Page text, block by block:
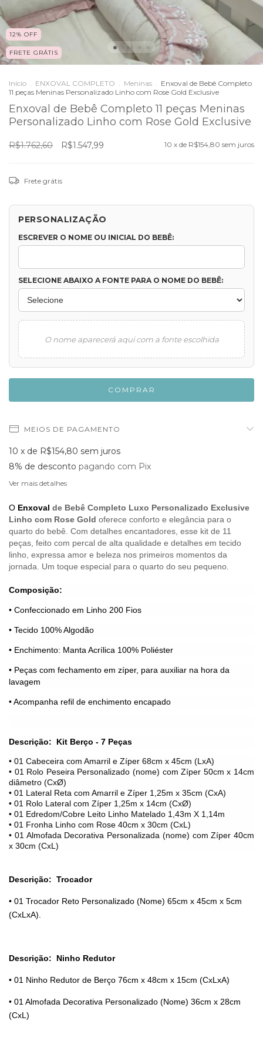
12% OFF
FRETE GRÁTIS
Início . ENXOVAL COMPLETO . Meninas . Enxoval de Bebê Completo
11 peças Meninas Personalizado Linho com Rose Gold Exclusive
Enxoval de Bebê Completo 11 peças Meninas
Personalizado Linho com Rose Gold Exclusive
R$1.762,60 R$1.547,99 10 x de R$154,80 sem juros
Frete grátis
PERSONALIZAÇÃO
ESCREVER O NOME OU INICIAL DO BEBÊ:
SELECIONE ABAIXO A FONTE PARA O NOME DO BEBÊ:
O nome aparecerá aqui com a fonte escolhida
MEIOS DE PAGAMENTO
10 x de R$154,80 sem juros
8% de desconto pagando com Pix
Ver mais detalhes
O Enxoval de Bebê Completo Luxo Personalizado Exclusive
Linho com Rose Gold oferece conforto e elegância para o
quarto do bebê. Com detalhes encantadores, esse kit de 11
peças, feito com percal de alta qualidade e detalhes em tecido
linho, expressa amor e beleza nos primeiros momentos da
jornada. Um toque especial para o quarto do seu pequeno.
Composição:
• Confeccionado em Linho 200 Fios
• Tecido 100% Algodão
• Enchimento: Manta Acrílica 100% Poliéster
• Peças com fechamento em zíper, para auxiliar na hora da
lavagem
• Acompanha refil de enchimento encapado
Descrição: Kit Berço - 7 Peças
• 01 Cabeceira com Amarril e Zíper 68cm x 45cm (LxA)
• 01 Rolo Peseira Personalizado (nome) com Zíper 50cm x 14cm
diâmetro (CxØ)
• 01 Lateral Reta com Amarril e Zíper 1,25m x 35cm (CxA)
• 01 Rolo Lateral com Zíper 1,25m x 14cm (CxØ)
• 01 Edredom/Cobre Leito Linho Matelado 1,43m X 1,14m
• 01 Fronha Linho com Rose 40cm x 30cm (CxL)
• 01 Almofada Decorativa Personalizada (nome) com Zíper 40cm
x 30cm (CxL)
Descrição: Trocador
• 01 Trocador Reto Personalizado (Nome) 65cm x 45cm x 5cm
(CxLxA).
Descrição: Ninho Redutor
• 01 Ninho Redutor de Berço 76cm x 48cm x 15cm (CxLxA)
• 01 Almofada Decorativa Personalizado (Nome) 36cm x 28cm
(CxL)